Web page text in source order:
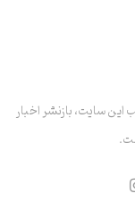
این سایت، بازنشر اخبار
اینستاگرام